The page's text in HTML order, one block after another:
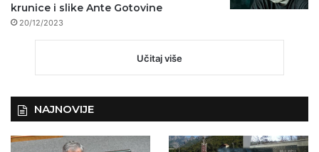
krunice i slike Ante Gotovine
20/12/2023
Učitaj više
NAJNOVIJE